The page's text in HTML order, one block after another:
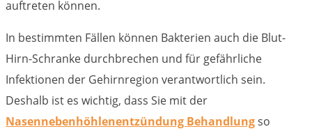
auftreten können.
In bestimmten Fällen können Bakterien auch die Blut-
Hirn-Schranke durchbrechen und für gefährliche
Infektionen der Gehirnregion verantwortlich sein.
Deshalb ist es wichtig, dass Sie mit der
Nasennebenhöhlenentzündung Behandlungso